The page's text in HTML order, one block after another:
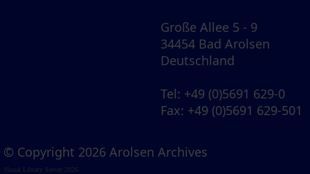
Große Allee 5 - 9
34454 Bad Arolsen
Deutschland
Tel: +49 (0)5691 629-0
Fax: +49 (0)5691 629-501
© Copyright 2026 Arolsen Archives
Visual Library Server 2026